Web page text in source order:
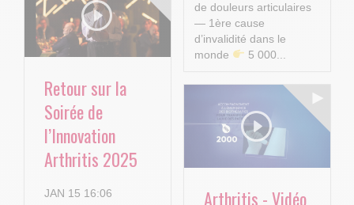
de douleurs articulaires
— 1ère cause
d’invalidité dans le
monde
5 000...
Retour sur la
Soirée de
l’Innovation
Arthritis 2025
JAN 15 16:06
Arthritis - Vidéo